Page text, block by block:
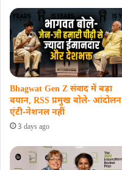
Bhagwat Gen Z संवाद में बड़ा
बयान, RSS प्रमुख बोले- आंदोलन
एंटी-नेशनल नहीं
3 days ago